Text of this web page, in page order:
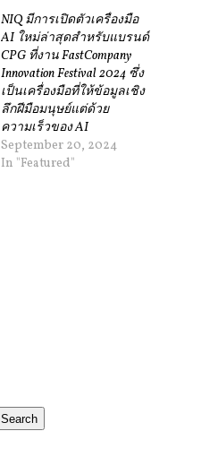
NIQ มีการเปิดตัวเครื่องมือ
AI ใหม่ล่าสุดสำหรับแบรนด์
CPG ที่งาน FastCompany
Innovation Festival 2024 ซึ่ง
เป็นเครื่องมือที่ให้ข้อมูลเชิง
ลึกฝีมือมนุษย์แต่ด้วย
ความเร็วของ AI
September 20, 2024
In "Featured"
Search